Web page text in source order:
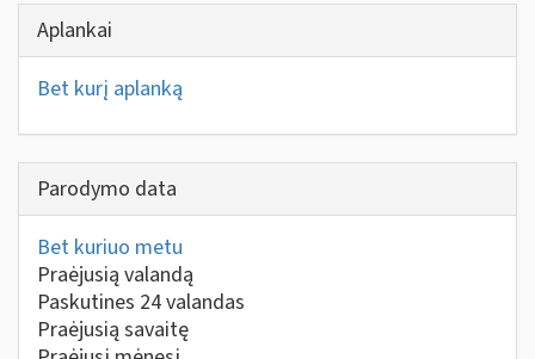
Aplankai
Bet kurį aplanką
Parodymo data
Bet kuriuo metu
Praėjusią valandą
Paskutines 24 valandas
Praėjusią savaitę